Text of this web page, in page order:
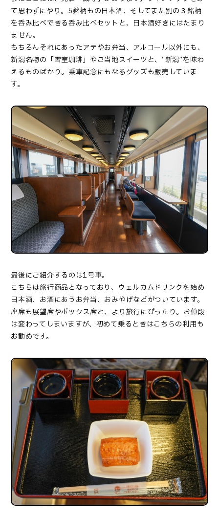
て思わずにやり。5銘柄もの日本酒、そしてまた別の３銘柄
を呑み比べできる呑み比べセットと、日本酒好きにはたまり
ません。
もちろんそれにあったアテやお弁当、アルコール以外にも、
新潟名物の「雪室珈琲」やご当地スイーツと、“新潟”を味わ
えるものばかり。乗車記念にもなるグッズも販売していま
す。
最後にご紹介するのは1号車。
こちらは旅行商品となっており、ウェルカムドリンクを始め
日本酒、お酒にあうお弁当、おみやげなどがついています。
座席も展望席やボックス席と、より旅行にぴったり。お値段
は変わってしまいますが、初めて乗るときはこちらの利用も
お勧めです。